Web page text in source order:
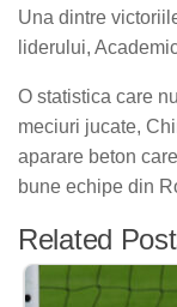
Una dintre
liderului,
O statistica care
meciuri jucate,
aparare beton
bune echipe din
Related